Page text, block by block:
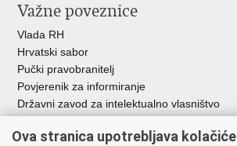
Važne poveznice
Vlada RH
Hrvatski sabor
Pučki pravobranitelj
Povjerenik za informiranje
Državni zavod za intelektualno vlasništvo
HAKOM
Ova stranica upotrebljava kolačiće